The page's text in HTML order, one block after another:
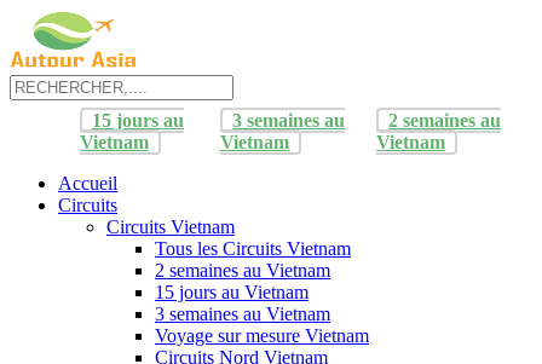
15 jours au
Vietnam
3 semaines au
Vietnam
2 semaines au
Vietnam
Accueil
Circuits
Circuits Vietnam
Tous les Circuits Vietnam
2 semaines au Vietnam
15 jours au Vietnam
3 semaines au Vietnam
Voyage sur mesure Vietnam
Circuits Nord Vietnam